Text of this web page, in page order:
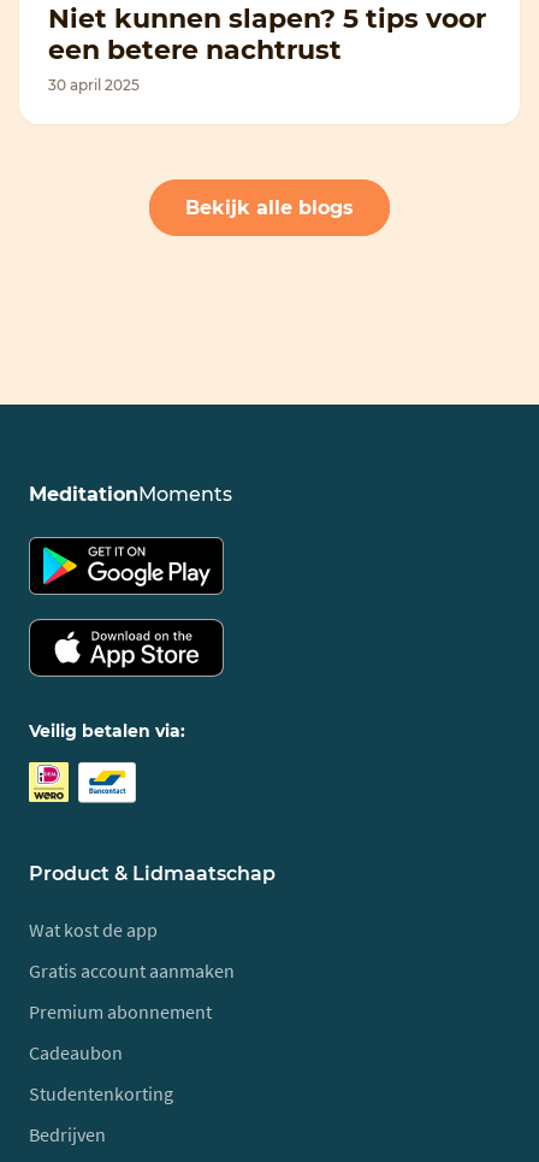
Niet kunnen slapen? 5 tips voor
een betere nachtrust
30 april 2025
Bekijk alle blogs
MeditationMoments
Veilig betalen via:
Product & Lidmaatschap
Wat kost de app
Gratis account aanmaken
Premium abonnement
Cadeaubon
Studentenkorting
Bedrijven